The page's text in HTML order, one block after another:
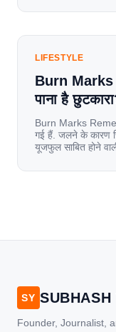
यूज़र्स का जबरदस्त
LIFESTYLE
Burn Marks
पाना है
Burn Marks
गई हैं. जलने के कारण
यूजफुल साबित होने
[…]
SY SUBHASH
Founder, Journalist,